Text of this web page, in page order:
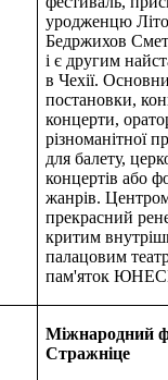
уродженцю
Бедржихов
і є другим
в Чехії.
постановки,
концерти,
різноманітної
для балету,
концертів або
жанрів.
прекрасний
критим
палацовим
пам'яток
Міжнародний
Стражніце